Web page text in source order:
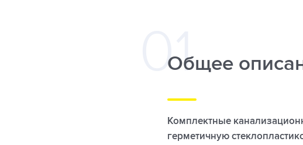
Общее
Комплектные
герметичную